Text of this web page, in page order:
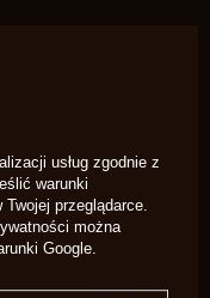
usług zgodnie z
warunki
przeglądarce.
można
Google